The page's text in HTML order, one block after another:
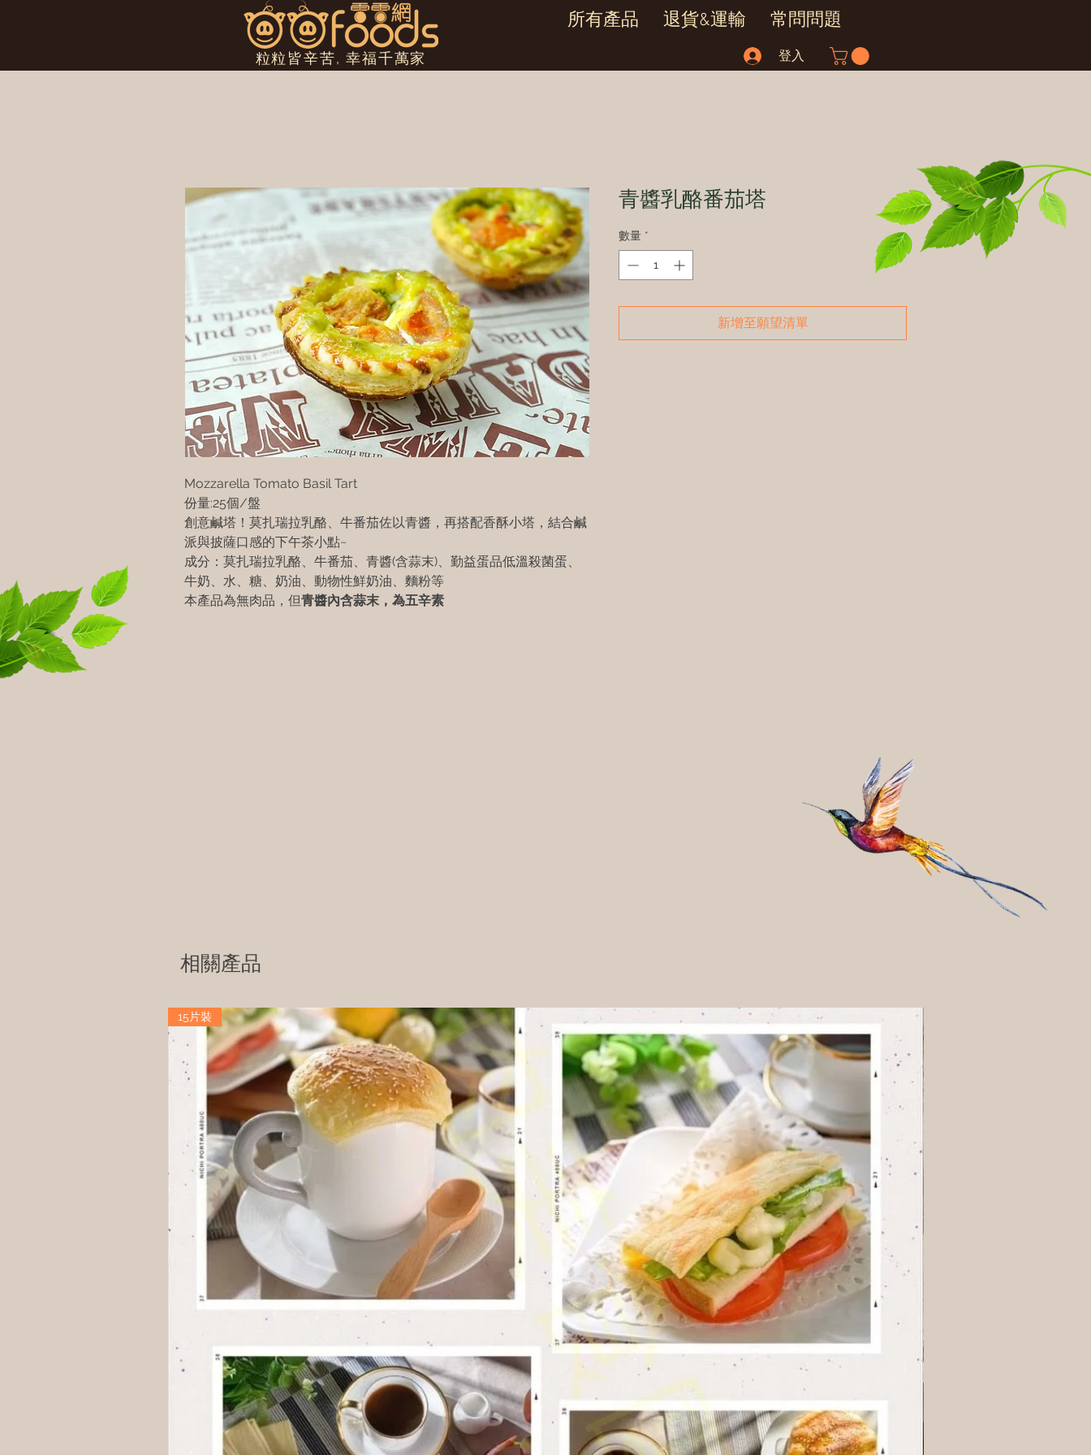
粒粒皆辛苦, 幸福千萬家
所有產品 退貨&運輸 常問問題
登入
Mozzarella Tomato Basil Tart
份量:25個/盤
創意鹹塔！莫扎瑞拉乳酪、牛番茄佐以青醬，再搭配香酥小塔，結合鹹
派與披薩口感的下午茶小點~
成分：莫扎瑞拉乳酪、牛番茄、青醬(含蒜末)、勤益蛋品低溫殺菌蛋、
牛奶、水、糖、奶油、動物性鮮奶油、麵粉等
本產品為無肉品，但青醬內含蒜末，為五辛素
青醬乳酪番茄塔
數量 *
新增至願望清單
相關產品
15片裝